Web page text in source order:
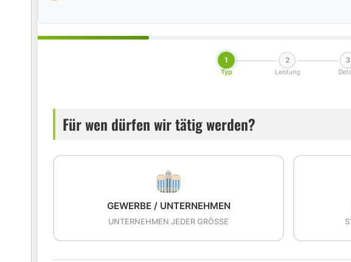
1
Typ
2
Leistung
3
Für wen dürfen wir tätig werden?
GEWERBE / UNTERNEHMEN
UNTERNEHMEN JEDER GRÖSSE